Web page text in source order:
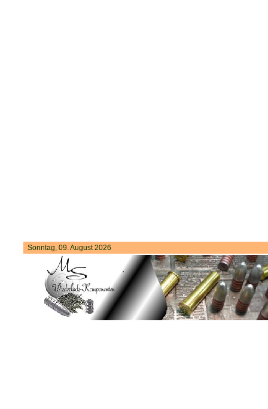
Sonntag, 09. August 2026